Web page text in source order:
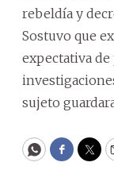
rebeldía y
Sostuvo que
expectativa
sujeto
WhatsApp